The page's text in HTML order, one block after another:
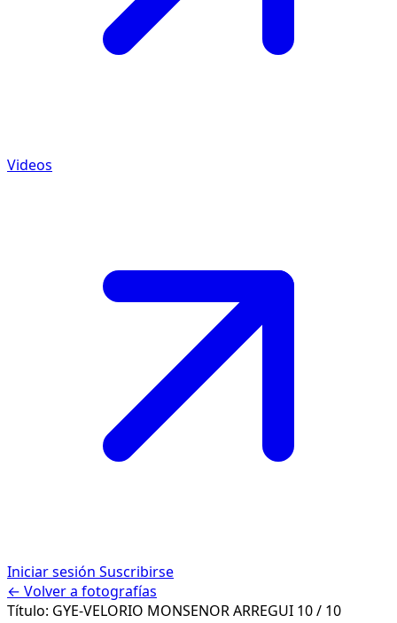
Videos
Iniciar sesión Suscribirse
← Volver a fotografías
Título: GYE-VELORIO MONSENOR ARREGUI 10 / 10